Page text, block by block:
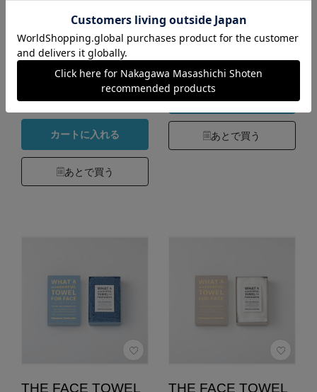
サイズ：バスタオル カラ
ー：若竹
5,940円（税込）
5.0 （3）
カートに入れる
あとで買う
カラー：WHITE
5,500円（税込）
0.0（0）
あとで買う
THE FACE TOWEL
THE FACE TOWEL